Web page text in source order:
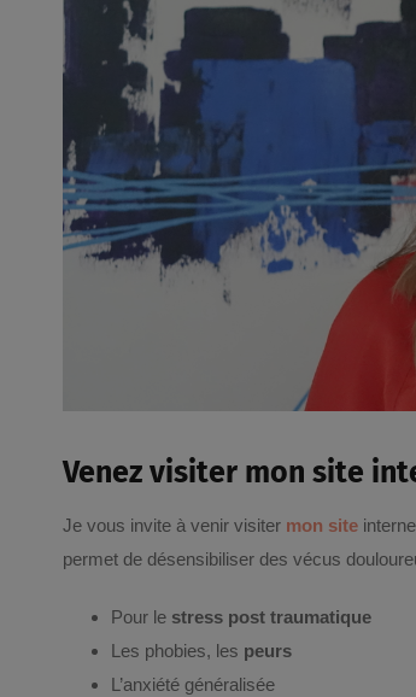
Venez visiter mon site
Je vous invite à venir visiter mon site
permet de désensibiliser des vécus
Pour le stress post traumatique
Les phobies, les peurs
L’anxiété généralisée